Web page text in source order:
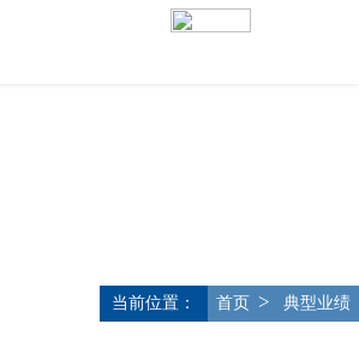
当前位置： 首页 > 典型业绩